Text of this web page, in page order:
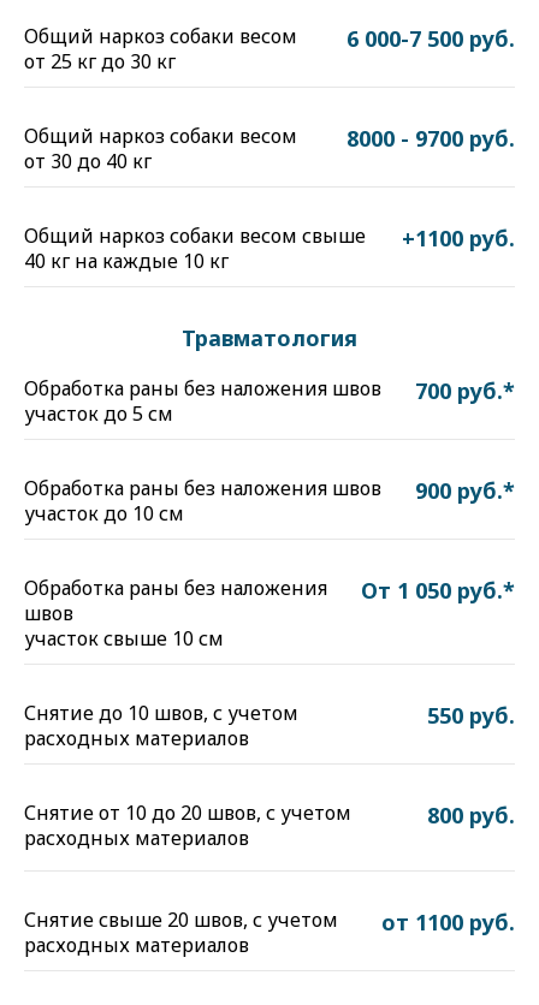
Общий наркоз собаки весом
от 25 кг до 30 кг
6 000-7 500 руб.
Общий наркоз собаки весом
от 30 до 40 кг
8000 - 9700 руб.
Общий наркоз собаки весом свыше
40 кг на каждые 10 кг
+1100 руб.
Травматология
Обработка раны без наложения швов
участок до 5 см
700 руб.*
Обработка раны без наложения швов
участок до 10 см
900 руб.*
Обработка раны без наложения
швов
участок свыше 10 см
От 1 050 руб.*
Снятие до 10 швов, с учетом
расходных материалов
550 руб.
Снятие от 10 до 20 швов, с учетом
расходных материалов
800 руб.
Снятие свыше 20 швов, с учетом
расходных материалов
от 1100 руб.